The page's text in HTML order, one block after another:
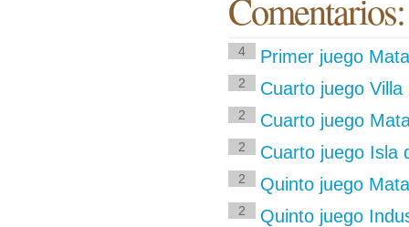
4 Primer juego
2 Cuarto juego
2 Cuarto juego
2 Cuarto juego Isla
2 Quinto juego
2 Quinto juego